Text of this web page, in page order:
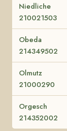
Niedliche
210021503
Obeda
214349502
Olmutz
21000290
Orgesch
214352002